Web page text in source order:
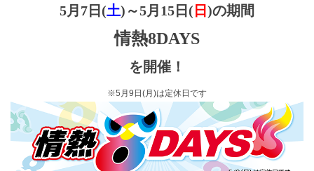
5月7日(土)～5月15日( 日 )の期間
情熱8DAYS
を開催！
※5月9日(月)は定休日です